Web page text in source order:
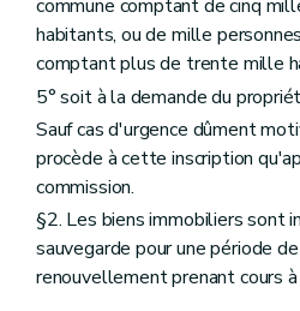
commune comptant de cinq
habitants, ou de mille
comptant plus de trente mille
5° soit à la demande du
Sauf cas d'urgence dûment
procède à cette inscription
commission.
§2. Les biens immobiliers sont
sauvegarde pour une période
renouvellement prenant cours